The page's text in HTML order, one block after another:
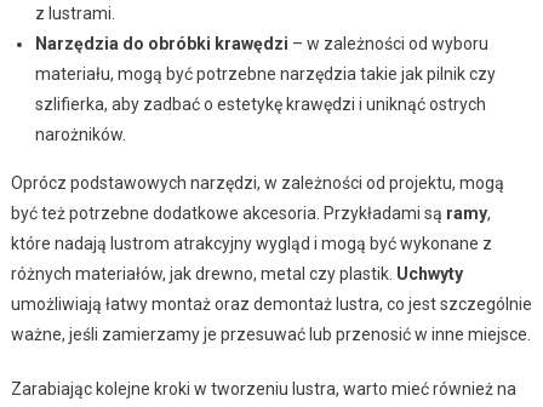
z lustrami.
Narzędzia do obróbki krawędzi – w zależności od wyboru
materiału, mogą być potrzebne narzędzia takie jak pilnik czy
szlifierka, aby zadbać o estetykę krawędzi i uniknąć ostrych
narożników.
Oprócz podstawowych narzędzi, w zależności od projektu, mogą
być też potrzebne dodatkowe akcesoria. Przykładami są ramy,
które nadają lustrom atrakcyjny wygląd i mogą być wykonane z
różnych materiałów, jak drewno, metal czy plastik. Uchwyty
umożliwiają łatwy montaż oraz demontaż lustra, co jest szczególnie
ważne, jeśli zamierzamy je przesuwać lub przenosić w inne miejsce.
Zarabiając kolejne kroki w tworzeniu lustra, warto mieć również na